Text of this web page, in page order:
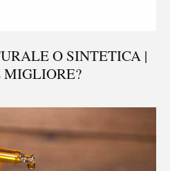
O SINTETICA |
MIGLIORE?
FUNZIONA